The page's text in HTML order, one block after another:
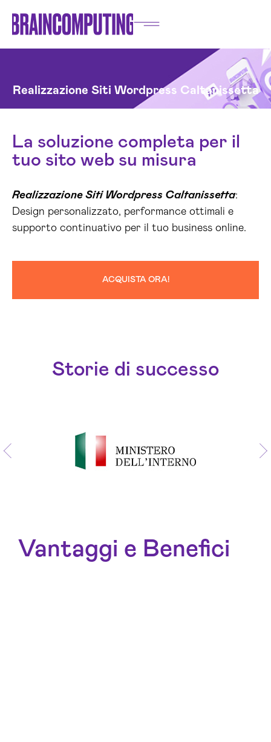
Realizzazione Siti Wordpress Caltanissetta
La soluzione completa per il
tuo sito web su misura
Realizzazione Siti Wordpress Caltanissetta:
Design personalizzato, performance ottimali e
supporto continuativo per il tuo business online.
ACQUISTA ORA!
Storie di successo
Vantaggi e Benefici